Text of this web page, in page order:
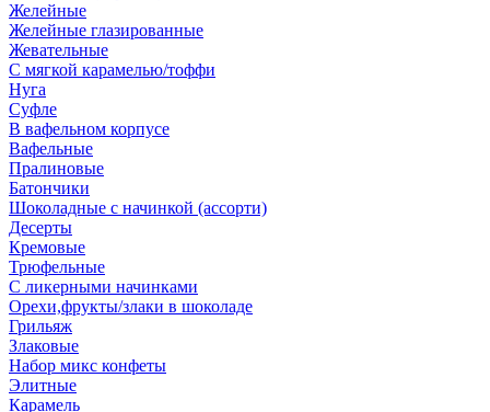
Желейные
Желейные глазированные
Жевательные
С мягкой карамелью/тоффи
Нуга
Суфле
В вафельном корпусе
Вафельные
Пралиновые
Батончики
Шоколадные с начинкой (ассорти)
Десерты
Кремовые
Трюфельные
С ликерными начинками
Орехи,фрукты/злаки в шоколаде
Грильяж
Злаковые
Набор микс конфеты
Элитные
Карамель